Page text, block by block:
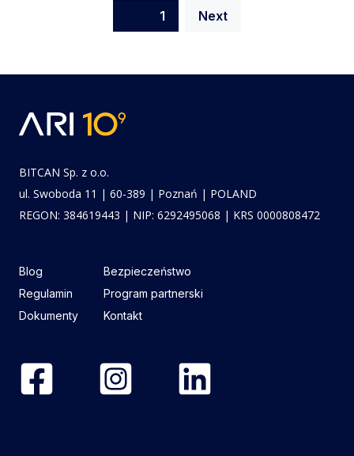
wpisach
1 Next
BITCAN Sp. z o.o.
ul. Swoboda 11 | 60-389 | Poznań | POLAND
REGON: 384619443 | NIP: 6292495068 | KRS 0000808472
Blog
Regulamin
Dokumenty
Bezpieczeństwo
Program partnerski
Kontakt